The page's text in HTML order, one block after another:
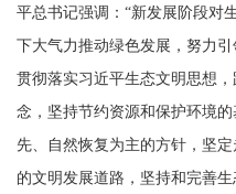
平总书记强调： “新发展阶段对
下大气力推动绿色发展，努力
贯彻落实习近平生态文明思想
念，坚持节约资源和保护环境
先、自然恢复为主的方针，坚
的文明发展道路，坚持和完善